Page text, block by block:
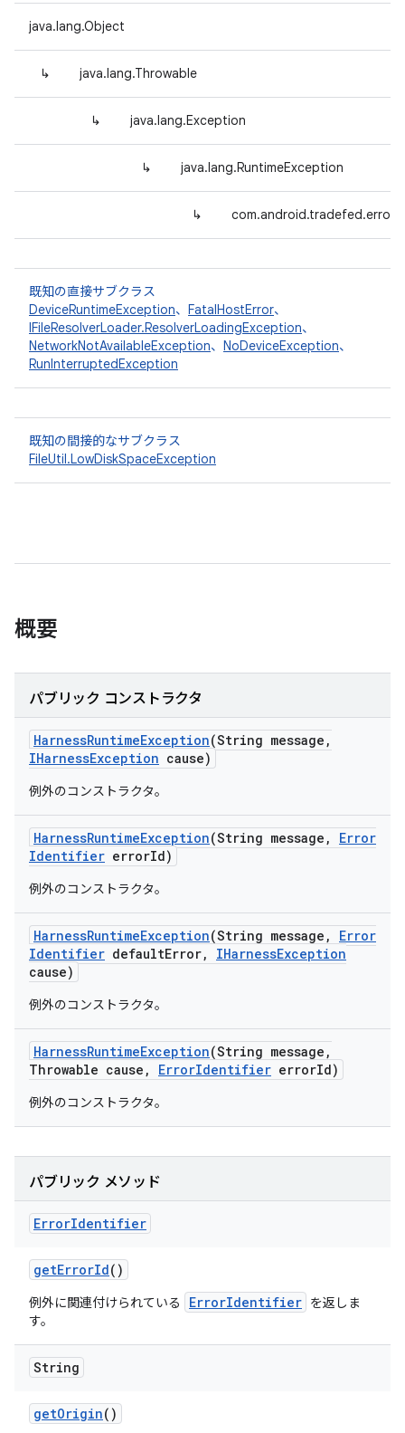
java.lang.Object
↳ java.lang.Throwable
↳ java.lang.Exception
↳ java.lang.RuntimeException
↳
既知の直接サブクラス
DeviceRuntimeException、 FatalHostError、
IFileResolverLoader.ResolverLoadingException、
NetworkNotAvailableException、 NoDeviceException、
RunInterruptedException
既知の間接的なサブクラス
FileUtil.LowDiskSpaceException
概要
パブリック コンストラクタ
HarnessRuntimeException(String message ,
IHarnessException cause)
例外のコンストラクタ。
HarnessRuntimeException(String message ,
Error
Identifier errorId)
例外のコンストラクタ。
HarnessRuntimeException(String message ,
Error
Identifier defaultError, IHarnessException
cause)
例外のコンストラクタ。
HarnessRuntimeException(String message ,
Throwable cause , ErrorIdentifier errorId)
例外のコンストラクタ。
パブリック メソッド
ErrorIdentifier
getErrorId()
例外に関連付けられている ErrorIdentifier を返しま
す。
String
getOrigin()